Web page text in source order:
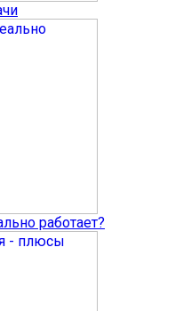
работает?